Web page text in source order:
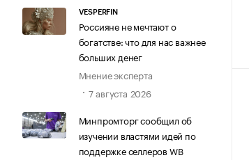
VESPERFIN
Россияне не мечтают о
богатстве: что для нас важнее
больших денег
Мнение эксперта
7 августа 2026
Минпромторг сообщил об
изучении властями идей по
поддержке селлеров WB